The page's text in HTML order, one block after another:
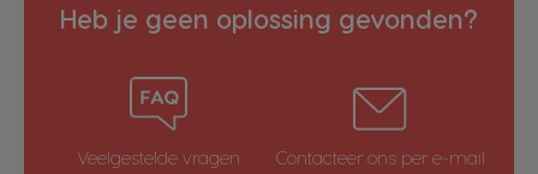
Heb je geen oplossing gevonden?
Veelgestelde vragen Contacteer ons per e-mail